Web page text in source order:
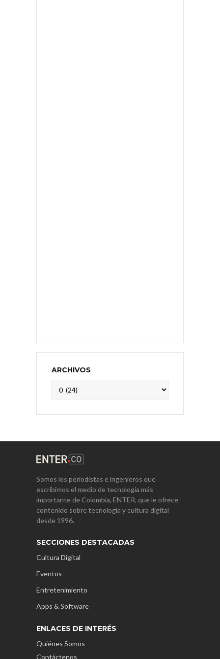
ARCHIVOS
Somos los periodistas e ingenieros que
escribimos el medio de tecnología más
importante de Colombia, ENTER, que le ofrece
contenido sobre tecnología y cultura digital
desde 1996.
SECCIONES DESTACADAS
Cultura Digital
Eventos
Entretenimiento
Apps & Software
ENLACES DE INTERÉS
Quiénes Somos
Contáctenos